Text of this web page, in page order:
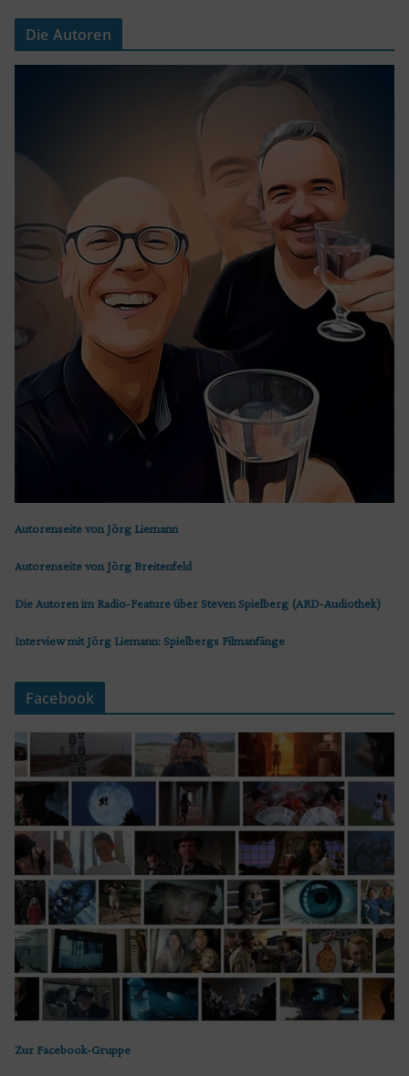
Die Autoren
Autorenseite von Jörg Liemann
Autorenseite von Jörg Breitenfeld
Die Autoren im Radio-Feature über Steven Spielberg (ARD-Audiothek)
Interview mit Jörg Liemann: Spielbergs Filmanfänge
Facebook
Zur Facebook-Gruppe